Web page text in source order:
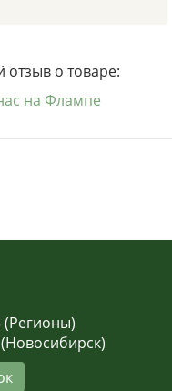
отзыв о товаре:
на Флампе
(Регионы)